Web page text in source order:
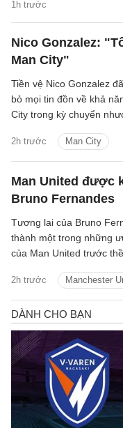
1h trước
Nico Gonzalez:
Man City"
2h trước Man City
Tiền vệ Nico Gonzalez
bỏ mọi tin đồn về khả
City trong kỳ chuyển
Man United được
Bruno Fernandes
2h trước Manchester
Tương lai của Bruno
thành một trong những
của Man United trước